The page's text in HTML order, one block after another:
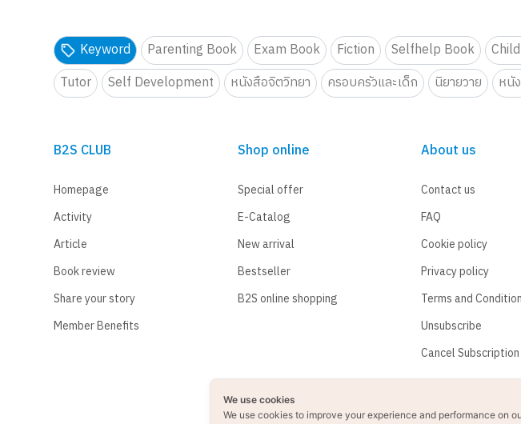
Keyword Parenting Book Exam Book Fiction Selfhelp Book
Tutor
Self Development หนังสือจิตวิทยา ครอบครัวและเด็ก นิยายวาย หนั
B2S CLUB
Homepage
Activity
Article
Book review
Share your story
Member Benefits
Shop online
Special offer
E-Catalog
New arrival
Bestseller
B2S online shopping
About us
Contact us
FAQ
Cookie policy
Privacy policy
Terms and
Unsubscribe
Cancel Subscription
We use cookies
We use cookies to improve your experience and performance on